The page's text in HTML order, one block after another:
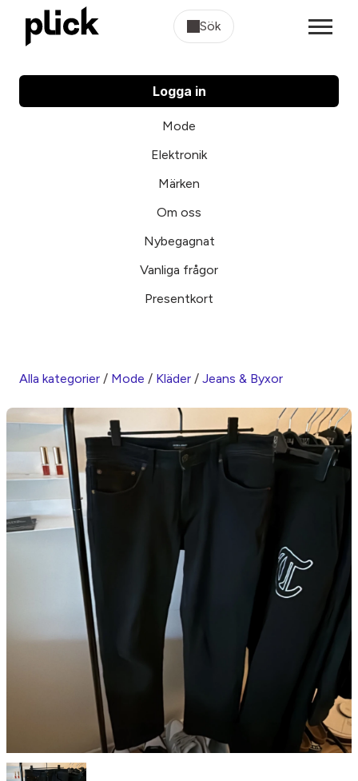
Sök
Logga in
Mode
Elektronik
Märken
Om oss
Nybegagnat
Vanliga frågor
Presentkort
Alla kategorier / Mode / Kläder / Jeans & Byxor